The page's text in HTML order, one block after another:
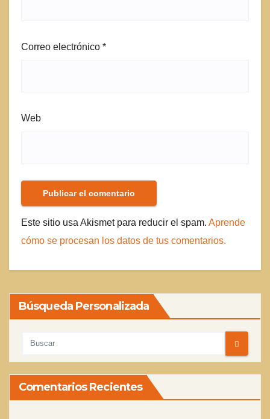
Correo electrónico *
Web
Este sitio usa Akismet para reducir el spam. Aprende
cómo se procesan los datos de tus comentarios.
Búsqueda Personalizada
Comentarios Recientes